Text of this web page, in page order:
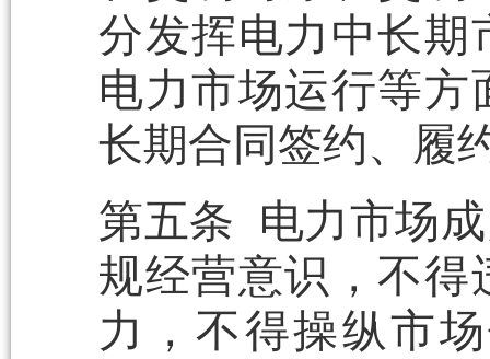
分发挥电力中长期
电力市场运行等
长期合同签约、履
第五条 电力市场
规经营意识，不得
力，不得操纵市